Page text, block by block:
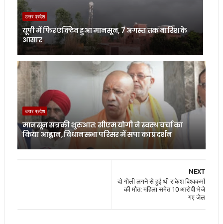
उत्तर प्रदेश
यूपी में फिर एक्टिव हुआ मानसून, 7 अगस्त तक बारिश के
आसार
उत्तर प्रदेश
मानसून सत्र की शुरुआत: सीएम योगी ने स्वस्थ चर्चा का
किया आह्वान, विधानसभा परिसर में सपा का प्रदर्शन
NEXT
दो गोली लगने से हुई थी राकेश विश्वकर्मा
की मौत: महिला समेत 10 आरोपी भेजे
गए जेल